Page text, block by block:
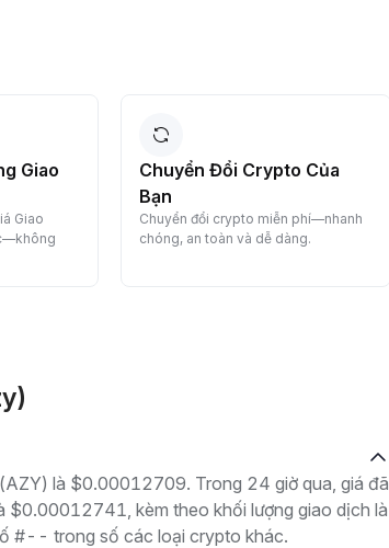
Giao
Giao
Chuyển Đổi Crypto Của
Bạn
Chuyển đổi crypto miễn phí—nhanh
chóng, an toàn và dễ dàng.
là $0.00012709. Trong 24 giờ qua, giá đã
kèm theo khối lượng giao dịch là
#-- trong số các loại crypto khác.